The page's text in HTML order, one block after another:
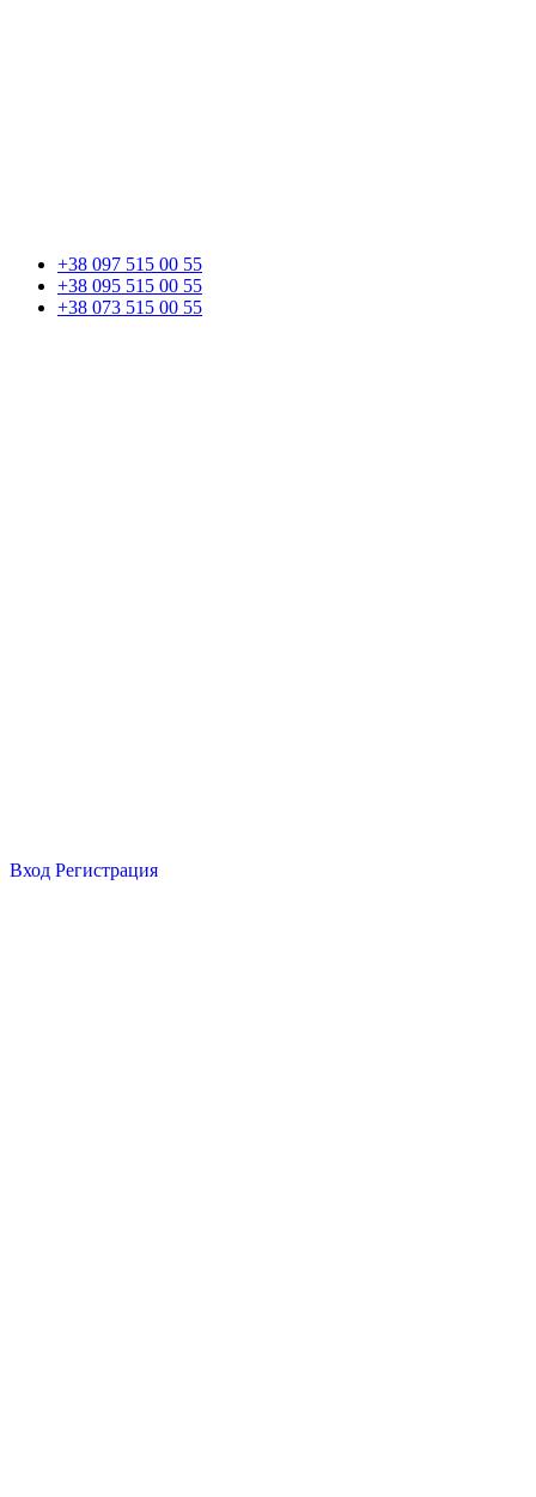
+38 097 515 00 55
+38 095 515 00 55
+38 073 515 00 55
Вход Регистрация